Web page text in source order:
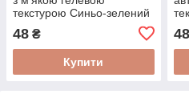
текстурою Синьо-зелений
LINER12 (Blue green)
48 ₴
Купити
17
48